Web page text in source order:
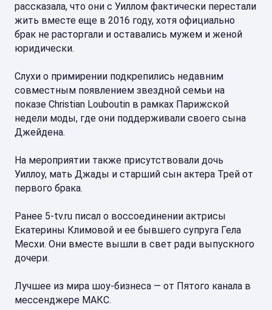
рассказала, что они с Уиллом фактически перестали
жить вместе еще в 2016 году, хотя официально
брак не расторгали и оставались мужем и женой
юридически.
Слухи о примирении подкрепились недавним
совместным появлением звездной семьи на
показе Christian Louboutin в рамках Парижской
недели моды, где они поддерживали своего сына
Джейдена.
На мероприятии также присутствовали дочь
Уиллоу, мать Джады и старший сын актера Трей от
первого брака.
Ранее 5-tv.ru писал о воссоединении актрисы
Екатерины Климовой и ее бывшего супруга Гела
Месхи. Они вместе вышли в свет ради выпускного
дочери.
Лучшее из мира шоу-бизнеса — от Пятого канала в
мессенджере МАКС.